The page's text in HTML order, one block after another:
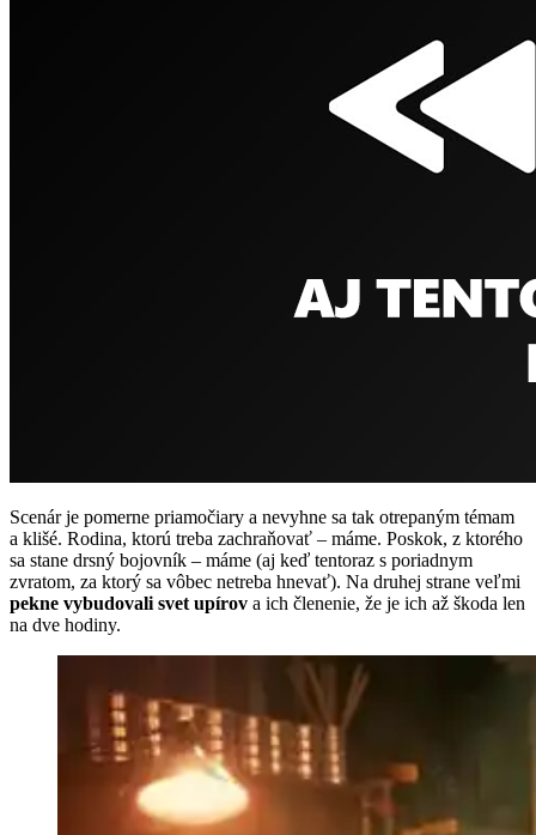
Scenár je pomerne priamočiary a nevyhne sa tak otrepaným témam
a klišé. Rodina, ktorú treba zachraňovať – máme. Poskok, z ktorého
sa stane drsný bojovník – máme (aj keď tentoraz s poriadnym
zvratom, za ktorý sa vôbec netreba hnevať). Na druhej strane veľmi
pekne vybudovali svet upírov a ich členenie, že je ich až škoda len
na dve hodiny.